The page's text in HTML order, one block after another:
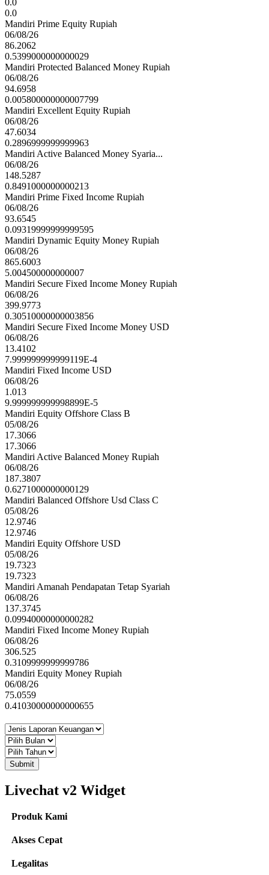
0.0
Mandiri Prime Equity Rupiah
06/08/26
86.2062
0.5399000000000029
Mandiri Protected Balanced Money Rupiah
06/08/26
94.6958
0.005800000000007799
Mandiri Excellent Equity Rupiah
06/08/26
47.6034
0.2896999999999963
Mandiri Active Balanced Money Syaria...
06/08/26
148.5287
0.8491000000000213
Mandiri Prime Fixed Income Rupiah
06/08/26
93.6545
0.09319999999999595
Mandiri Dynamic Equity Money Rupiah
06/08/26
865.6003
5.004500000000007
Mandiri Secure Fixed Income Money Rupiah
06/08/26
399.9773
0.30510000000003856
Mandiri Secure Fixed Income Money USD
06/08/26
13.4102
7.999999999999119E-4
Mandiri Fixed Income USD
06/08/26
1.013
9.999999999998899E-5
Mandiri Equity Offshore Class B
05/08/26
17.3066
17.3066
Mandiri Active Balanced Money Rupiah
06/08/26
187.3807
0.6271000000000129
Mandiri Balanced Offshore Usd Class C
05/08/26
12.9746
12.9746
Mandiri Equity Offshore USD
05/08/26
19.7323
19.7323
Mandiri Amanah Pendapatan Tetap Syariah
06/08/26
137.3745
0.09940000000000282
Mandiri Fixed Income Money Rupiah
06/08/26
306.525
0.3109999999999786
Mandiri Equity Money Rupiah
06/08/26
75.0559
0.41030000000000655
Submit
Livechat v2 Widget
Produk Kami
Akses Cepat
Legalitas